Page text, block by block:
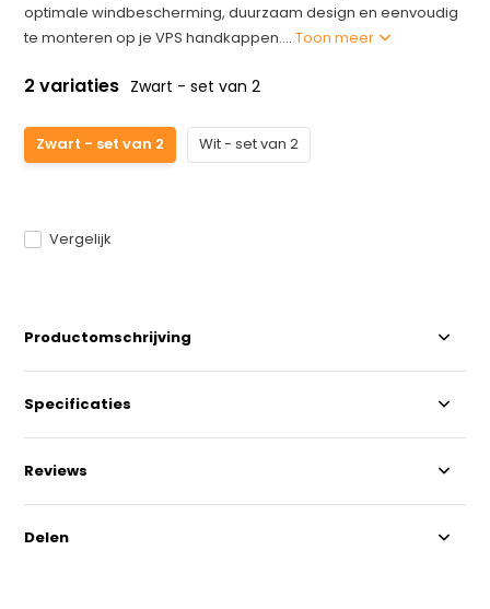
optimale windbescherming, duurzaam design en eenvoudig
te monteren op je VPS handkappen....Toon meer
2 variaties Zwart - set van 2
Zwart - set van 2 Wit - set van 2
Vergelijk
Productomschrijving
Specificaties
Reviews
Delen